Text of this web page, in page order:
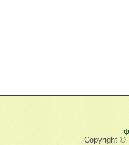
Copyright ©